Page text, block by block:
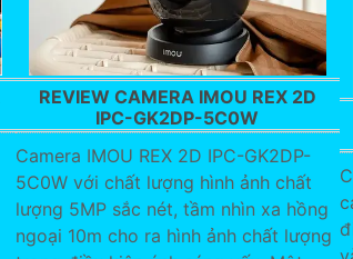
REVIEW CAMERA IMOU REX 2D
IPC-GK2DP-5C0W
Camera IMOU REX 2D IPC-GK2DP-
5C0W với chất lượng hình ảnh chất
lượng 5MP sắc nét, tầm nhìn xa hồng
ngoại 10m cho ra hình ảnh chất lượng